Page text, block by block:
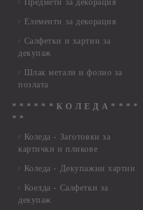
Предмети за декорация
Елементи за декорация
Салфетки и хартии за
декупаж
Шлак метали и фолио за
позлата
* * * * * * К О Л Е Д А * * * *
* *
Коледа - Заготовки за
картички и пликове
Коледа - Декупажни хартии
Коелда - Салфетки за
декупаж